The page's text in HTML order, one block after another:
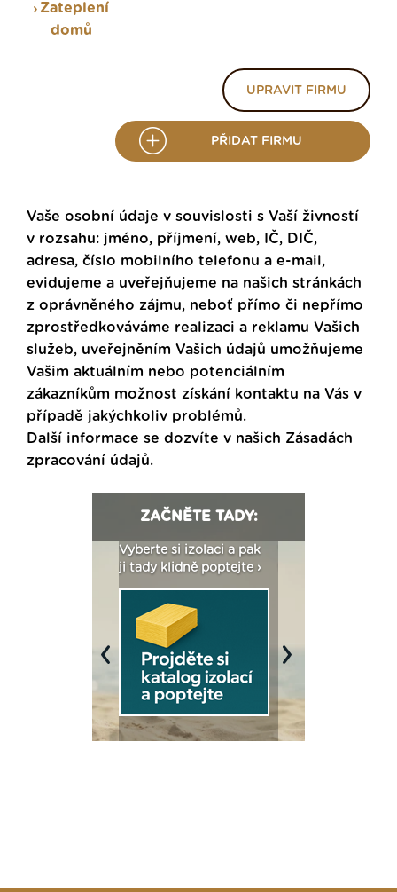
Zateplení
domů
UPRAVIT FIRMU
PŘIDAT FIRMU
Vaše osobní údaje v souvislosti s Vaší živností
v rozsahu: jméno, příjmení, web, IČ, DIČ,
adresa, číslo mobilního telefonu a e-mail,
evidujeme a uveřejňujeme na našich stránkách
z oprávněného zájmu, neboť přímo či nepřímo
zprostředkováváme realizaci a reklamu Vašich
služeb, uveřejněním Vašich údajů umožňujeme
Vašim aktuálním nebo potenciálním
zákazníkům možnost získání kontaktu na Vás v
případě jakýchkoliv problémů.
Další informace se dozvíte v našich Zásadách
zpracování údajů.
ZAČNĚTE TADY:
Vyberte si izolaci a pak
ji tady klidně poptejte ›
Previous Next